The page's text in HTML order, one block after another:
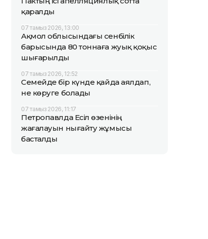
қаралды
07 тамыз 2026, 13:00
Ақмол облысындағы сенбілік
барысында 80 тоннаға жуық қоқыс
шығарылды
07 тамыз 2026, 12:52
Семейде бір күнде қайда аялдап,
не көруге болады
07 тамыз 2026, 11:17
Петропавлда Есіл өзенінің
жағалауын нығайту жұмысы
басталды